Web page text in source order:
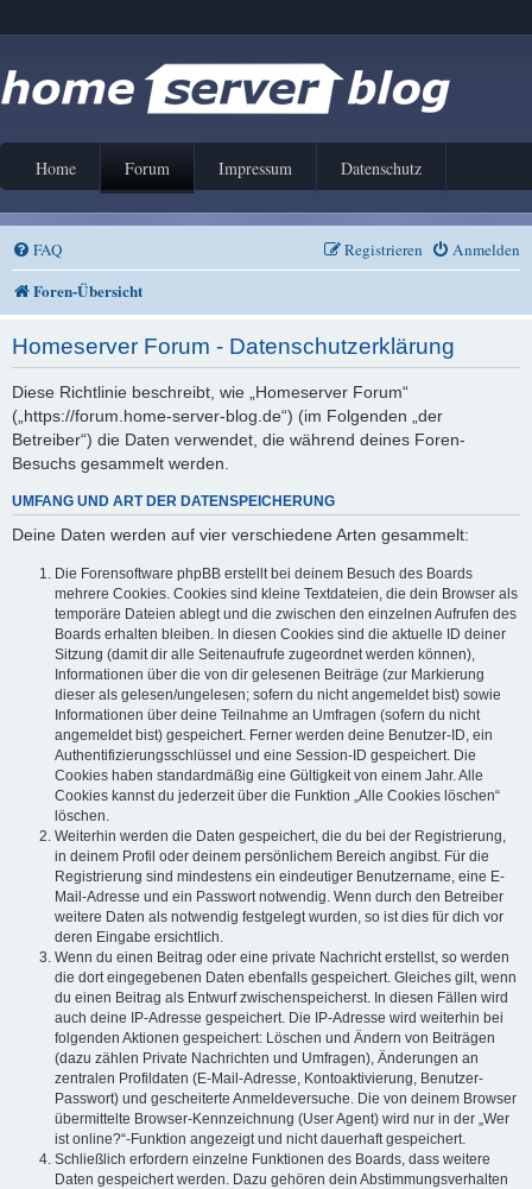
Home Forum Impressum Datenschutz
FAQ Anmelden
Registrieren
Foren-Übersicht
Homeserver Forum - Datenschutzerklärung
Diese Richtlinie beschreibt, wie „Homeserver Forum“
(„https://forum.home-server-blog.de“) (im Folgenden „der
Betreiber“) die Daten verwendet, die während deines Foren-
Besuchs gesammelt werden.
UMFANG UND ART DER DATENSPEICHERUNG
Deine Daten werden auf vier verschiedene Arten gesammelt:
Die Forensoftware phpBB erstellt bei deinem Besuch des Boards
mehrere Cookies. Cookies sind kleine Textdateien, die dein Browser als
temporäre Dateien ablegt und die zwischen den einzelnen Aufrufen des
Boards erhalten bleiben. In diesen Cookies sind die aktuelle ID deiner
Sitzung (damit dir alle Seitenaufrufe zugeordnet werden können),
Informationen über die von dir gelesenen Beiträge (zur Markierung
dieser als gelesen/ungelesen; sofern du nicht angemeldet bist) sowie
Informationen über deine Teilnahme an Umfragen (sofern du nicht
angemeldet bist) gespeichert. Ferner werden deine Benutzer-ID, ein
Authentifizierungsschlüssel und eine Session-ID gespeichert. Die
Cookies haben standardmäßig eine Gültigkeit von einem Jahr. Alle
Cookies kannst du jederzeit über die Funktion „Alle Cookies löschen“
löschen.
Weiterhin werden die Daten gespeichert, die du bei der Registrierung,
in deinem Profil oder deinem persönlichem Bereich angibst. Für die
Registrierung sind mindestens ein eindeutiger Benutzername, eine E-
Mail-Adresse und ein Passwort notwendig. Wenn durch den Betreiber
weitere Daten als notwendig festgelegt wurden, so ist dies für dich vor
deren Eingabe ersichtlich.
Wenn du einen Beitrag oder eine private Nachricht erstellst, so werden
die dort eingegebenen Daten ebenfalls gespeichert. Gleiches gilt, wenn
du einen Beitrag als Entwurf zwischenspeicherst. In diesen Fällen wird
auch deine IP-Adresse gespeichert. Die IP-Adresse wird weiterhin bei
folgenden Aktionen gespeichert: Löschen und Ändern von Beiträgen
(dazu zählen Private Nachrichten und Umfragen), Änderungen an
zentralen Profildaten (E-Mail-Adresse, Kontoaktivierung, Benutzer-
Passwort) und gescheiterte Anmeldeversuche. Die von deinem Browser
übermittelte Browser-Kennzeichnung (User Agent) wird nur in der „Wer
ist online?“-Funktion angezeigt und nicht dauerhaft gespeichert.
Schließlich erfordern einzelne Funktionen des Boards, dass weitere
Daten gespeichert werden. Dazu gehören dein Abstimmungsverhalten